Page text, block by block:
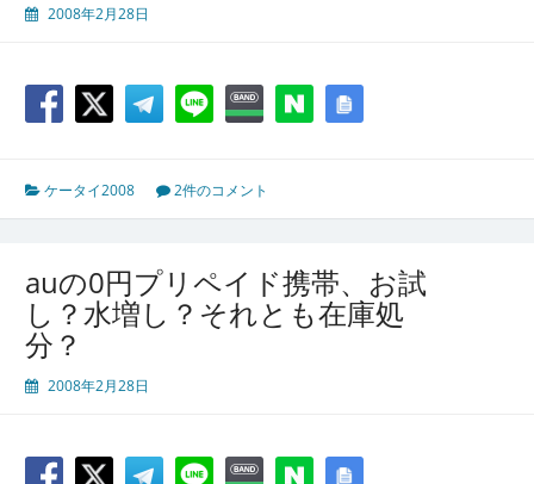
2008年2月28日
ケータイ2008 2件のコメント
auの0円プリペイド携帯、お試
し？水増し？それとも在庫処
分？
2008年2月28日